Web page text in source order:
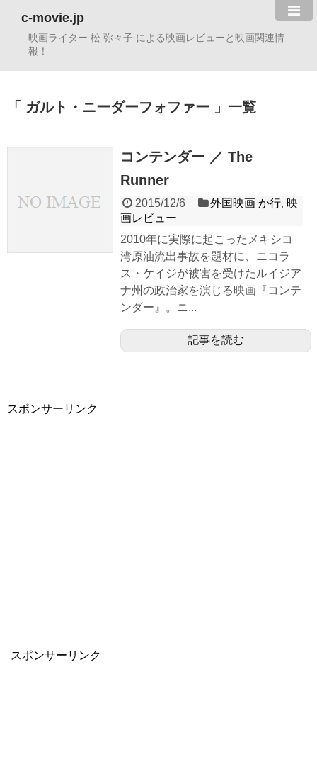
c-movie.jp
映画ライター 松 弥々子 による映画レビューと映画関連情
報！
ガルト・ニーダーフォファー 一覧
コンテンダー ／ The
Runner
2015/12/6 外国映画 か行, 映
画レビュー
2010年に実際に起こったメキシコ
湾原油流出事故を題材に、ニコラ
ス・ケイジが被害を受けたルイジア
ナ州の政治家を演じる映画『コンテ
ンダー』。ニ...
記事を読む
スポンサーリンク
スポンサーリンク